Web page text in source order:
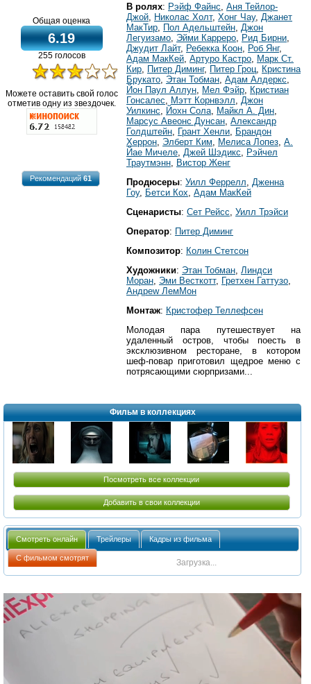
Общая оценка
6.19
255 голосов
Можете оставить свой голос
отметив одну из звездочек.
Рекомендаций61
В ролях: Рэйф Файнс Аня Тейлор-
Джой
Николас Холт, Хонг Чау, Джанет
МакТир
Пол Адельштейн Джон
Легуизамо Эйми Карреро Рид Бирни
Джудит Лайт, Ребекка Коон Роб Янг,
Адам МакКей Артуро Кастро
Марк Ст.
Кир
Питер Диминг, Питер Гроц
Кристина
Брукато Этан Тобман Адам Алдеркс
Йон Паул Аллyн
Мел Фэйр
Кристиан
Гонсалес
Мэтт Корнвэлл
Джон
Уилкинс
Йохн Cола Майкл А. Дин
Марcус Авеонс Дунcан Александр
Голдштейн
Грант Хенли
Брандон
Херрон Элберт Ким Мелиса Лопез А.
Йае Мичеле Джей Шэдикс
Рэйчел
Траутмэнн
Виcтор Женг
Продюсеры: Уилл Феррелл
Дженна
Гоу, Бетси Кох Адам МакКей
Сценаристы: Сет Рейсс Уилл Трэйси
Оператор: Питер Диминг
Композитор: Колин Стетсон
Художники: Этан Тобман Линдси
Моран Эми Весткотт, Гретхен Гаттузо
Андреw ЛемМон
Монтаж: Кристофер Теллефсен
Молодая пара путешествует на
удаленный остров, чтобы поесть в
эксклюзивном ресторане, в котором
шеф-повар приготовил щедрое меню с
потрясающими сюрпризами...
Фильм в коллекциях
Посмотреть все коллекции
Добавить в свои коллекции
Смотреть онлайн Трейлеры Кадры из фильма
С фильмом смотрят Загрузка...